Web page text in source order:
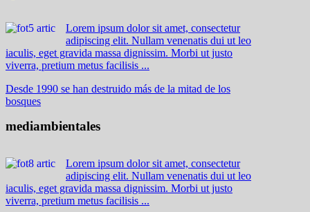
Lorem ipsum dolor sit amet, consectetur
adipiscing elit. Nullam venenatis dui ut leo
iaculis, eget gravida massa dignissim. Morbi ut justo
viverra, pretium metus facilisis ...
Desde 1990 se han destruido más de la mitad de los
bosques
mediambientales
Lorem ipsum dolor sit amet, consectetur
adipiscing elit. Nullam venenatis dui ut leo
iaculis, eget gravida massa dignissim. Morbi ut justo
viverra, pretium metus facilisis ...